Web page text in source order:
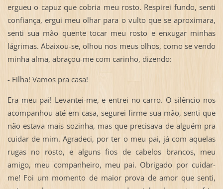
ergueu o capuz que cobria meu rosto. Respirei fundo, senti
confiança, ergui meu olhar para o vulto que se aproximara,
senti sua mão quente tocar meu rosto e enxugar minhas
lágrimas. Abaixou-se, olhou nos meus olhos, como se vendo
minha alma, abraçou-me com carinho, dizendo:
- Filha! Vamos pra casa!
Era meu pai! Levantei-me, e entrei no carro. O silêncio nos
acompanhou até em casa, segurei firme sua mão, senti que
não estava mais sozinha, mas que precisava de alguém pra
cuidar de mim. Agradeci, por ter o meu pai, já com aquelas
rugas no rosto, e alguns fios de cabelos brancos, meu
amigo, meu companheiro, meu pai. Obrigado por cuidar-
me! Foi um momento de maior prova de amor que senti,